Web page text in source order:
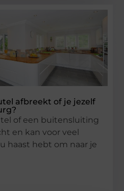
afbreekt of je jezelf
of een buitensluiting
en kan voor veel
haast hebt om naar je